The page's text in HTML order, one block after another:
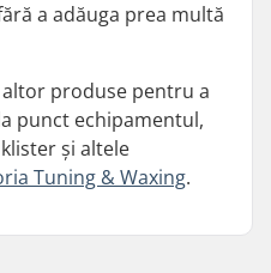
a adăuga prea multă
produse pentru a
punct echipamentul,
și altele
Tuning & Waxing.